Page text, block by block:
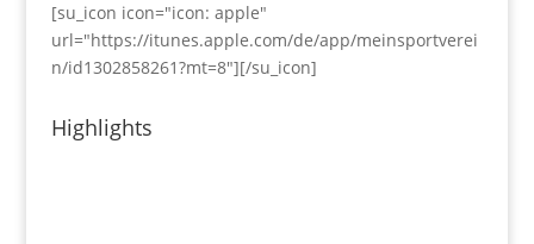
[su_icon icon="icon: apple"
url="https://itunes.apple.com/de/app/meinsportverei
n/id1302858261?mt=8"][/su_icon]
Highlights